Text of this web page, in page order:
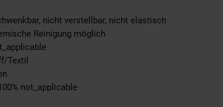
nicht verstellbar, nicht elastisch
Reinigung möglich
Textil
not_applicable